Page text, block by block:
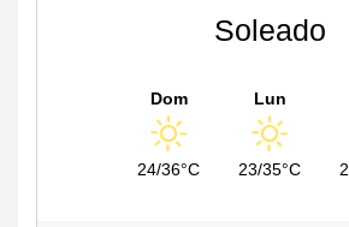
Soleado
Dom
24/36°C
Lun
23/35°C